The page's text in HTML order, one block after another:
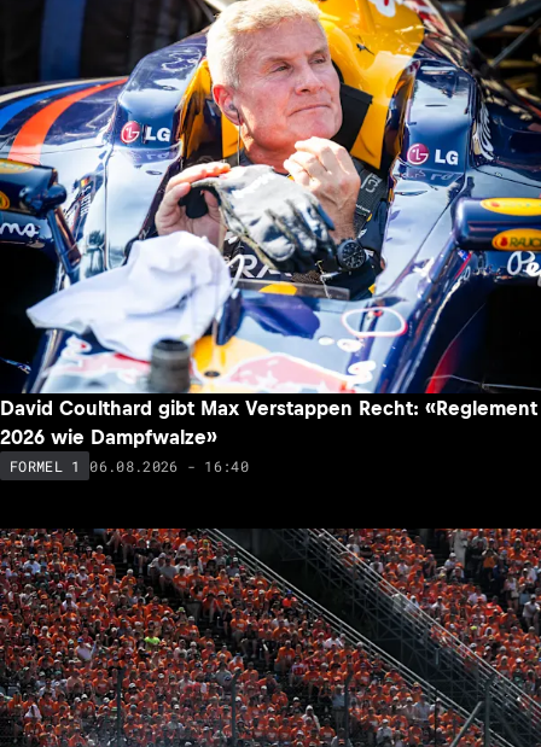
David Coulthard gibt Max Verstappen Recht: «Reglement
2026 wie Dampfwalze»
FORMEL 1 06.08.2026 - 16:40